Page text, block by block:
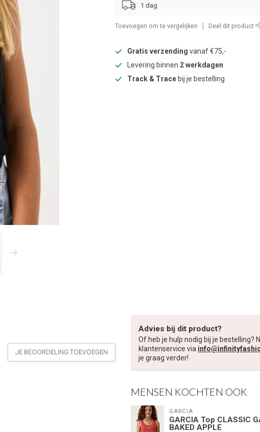
1 dag
Toevoegen om te vergelijken Deel dit product
Gratis verzending vanaf €75,-
Levering binnen 2 werkdagen
Track & Trace bij je bestelling
JE BEOORDELING TOEVOEGEN
Advies bij dit product?
Of heb je hulp nodig bij je bestelling?
klantenservice via
je graag verder!
MENSEN KOCHTEN OOK
GARCIA
GARCIA Top CLASSIC
BAKED APPLE